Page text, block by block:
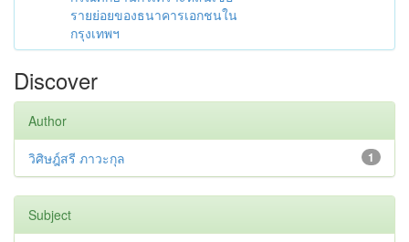
รายย่อยของธนาคารเอกชนใน
กรุงเทพฯ
Discover
Author
1
วิศิษฎ์สรี ภาวะกุล
Subject